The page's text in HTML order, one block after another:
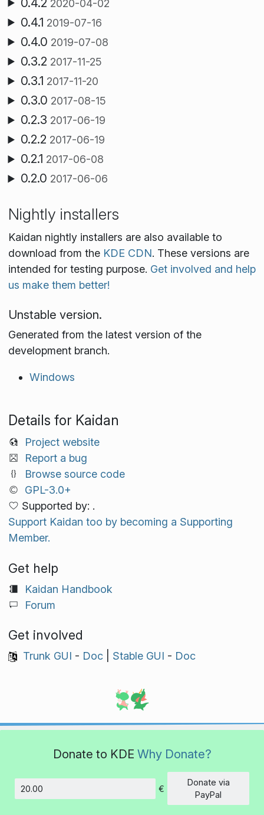
2020-04-02
0.4.1 2019-07-16
0.4.0 2019-07-08
0.3.2 2017-11-25
0.3.1 2017-11-20
0.3.0 2017-08-15
0.2.3 2017-06-19
0.2.2 2017-06-19
0.2.1 2017-06-08
0.2.0 2017-06-06
Nightly installers
Kaidan nightly installers are also available to
download from the KDE CDN. These versions are
intended for testing purpose. Get involved and help
us make them better!
Unstable version.
Generated from the latest version of the
development branch.
Windows
Details for Kaidan
Project website
Report a bug
Browse source code
GPL-3.0+
Supported by: .
Support Kaidan too by becoming a Supporting
Member.
Get help
Kaidan Handbook
Forum
Get involved
Trunk GUI - Doc| Stable GUI - Doc
Donate to KDE Why Donate?
Amount
€
Donate via
PayPal